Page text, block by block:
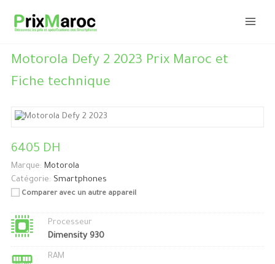
Motorola Defy 2 2023 Prix Maroc et
Fiche technique
6405 DH
Marque: Motorola
Catégorie: Smartphones
Comparer avec un autre appareil
Processeur
Dimensity 930
RAM